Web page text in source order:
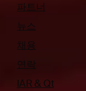
파트너
뉴스
채용
연락
IAR & Qt